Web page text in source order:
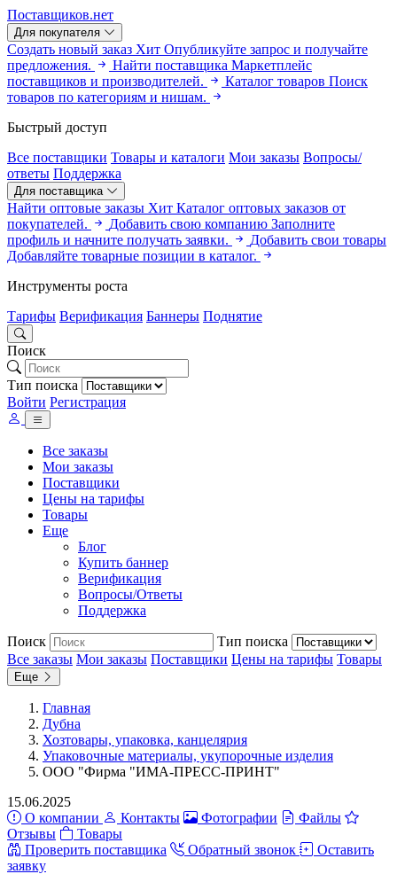
Поставщиков.нет
Для покупателя
Создать новый заказ Хит Опубликуйте запрос и получайте
предложения.
Найти поставщика Маркетплейс
поставщиков и производителей.
Каталог товаров Поиск
товаров по категориям и нишам.
Быстрый доступ
Все поставщики Товары и каталоги Мои заказы Вопросы/
ответы Поддержка
Для поставщика
Найти оптовые заказы Хит Каталог оптовых заказов от
покупателей.
Добавить свою компанию Заполните
профиль и начните получать заявки.
Добавить свои товары
Добавляйте товарные позиции в каталог.
Инструменты роста
Тарифы Верификация Баннеры Поднятие
Поиск
Тип поиска
Войти Регистрация
Все заказы
Мои заказы
Поставщики
Цены на тарифы
Товары
Еще
Блог
Купить баннер
Верификация
Вопросы/Ответы
Поддержка
Поиск
Тип поиска
Все заказы Мои заказы Поставщики Цены на тарифы Товары
Еще
Главная
Дубна
Хозтовары, упаковка, канцелярия
Упаковочные материалы, укупорочные изделия
ООО "Фирма "ИМА-ПРЕСС-ПРИНТ"
15.06.2025
О компании
Контакты Фотографии
Файлы
Отзывы
Товары
Проверить поставщика
Обратный звонок
Оставить
заявку